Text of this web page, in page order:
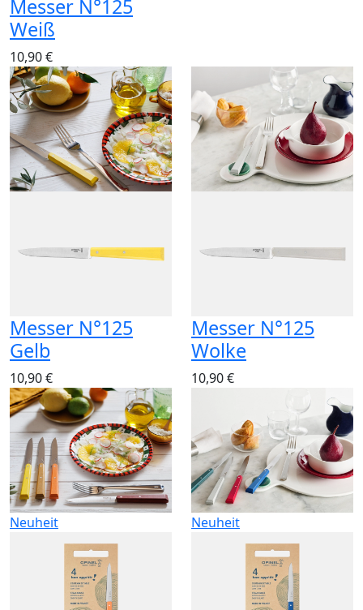
Messer N°125
Weiß
10,90 €
Messer N°125
Gelb
10,90 €
Messer N°125
Wolke
10,90 €
Neuheit Neuheit